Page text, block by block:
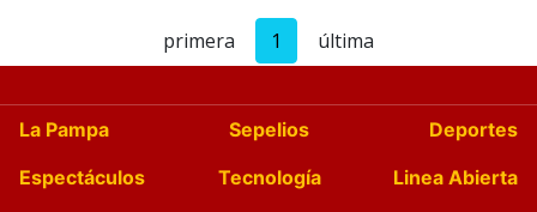
primera 1 última
La Pampa Sepelios
Deportes
Espectáculos
Tecnología
Linea Abierta